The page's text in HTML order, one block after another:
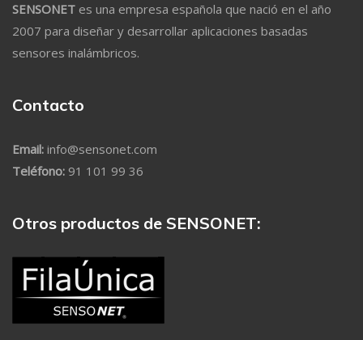
SENSONET es una empresa española que nació en el año
2007 para diseñar y desarrollar aplicaciones basadas
sensores inalámbricos.
Contacto
Email: info@sensonet.com
Teléfono: 91 101 99 36
Otros productos de SENSONET: